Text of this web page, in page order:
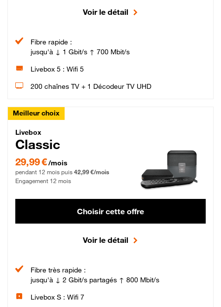
Voir le détail
Fibre rapide :
jusqu'à ↓ 1 Gbit/s ↑ 700 Mbit/s
Livebox 5 : Wifi 5
200 chaînes TV + 1 Décodeur TV UHD
Meilleur choix
Livebox Classic Fibre
Livebox
Classic
29,99 € par mois pendant 12 mois puis 42,99 € par mois, Engagement 12 mois
29,99 €/mois
pendant 12 mois puis 42,99 €/mois
Engagement 12 mois
Choisir cette offre
Voir le détail
Fibre très rapide :
jusqu'à ↓ 2 Gbit/s partagés ↑ 800 Mbit/s
Livebox S : Wifi 7